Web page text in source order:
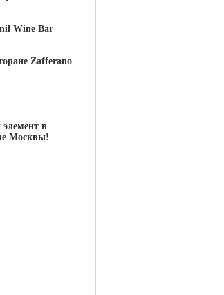
Wine Bar
Zafferano
в
Москвы!